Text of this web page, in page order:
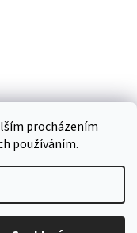
procházením
používáním.
vyhrazena.Upravit